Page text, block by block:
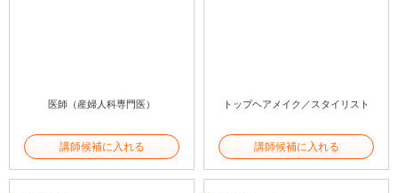
医師（産婦人科専門医）
講師候補に入れる
トップヘアメイク／スタイリスト
講師候補に入れる